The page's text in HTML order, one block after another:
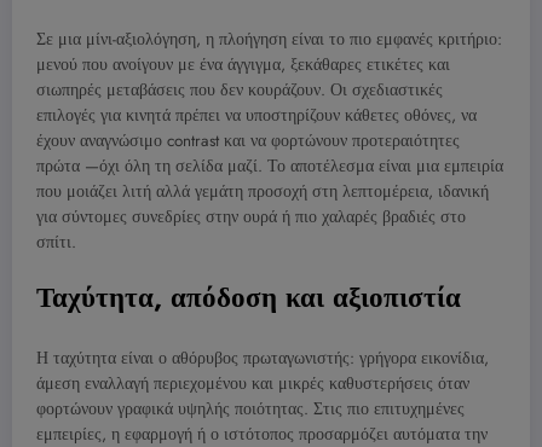
Σε μια μίνι-αξιολόγηση, η πλοήγηση είναι το πιο εμφανές κριτήριο:
μενού που ανοίγουν με ένα άγγιγμα, ξεκάθαρες ετικέτες και
σιωπηρές μεταβάσεις που δεν κουράζουν. Οι σχεδιαστικές
επιλογές για κινητά πρέπει να υποστηρίζουν κάθετες οθόνες, να
έχουν αναγνώσιμο contrast και να φορτώνουν προτεραιότητες
πρώτα —όχι όλη τη σελίδα μαζί. Το αποτέλεσμα είναι μια εμπειρία
που μοιάζει λιτή αλλά γεμάτη προσοχή στη λεπτομέρεια, ιδανική
για σύντομες συνεδρίες στην ουρά ή πιο χαλαρές βραδιές στο
σπίτι.
Ταχύτητα, απόδοση και αξιοπιστία
Η ταχύτητα είναι ο αθόρυβος πρωταγωνιστής: γρήγορα εικονίδια,
άμεση εναλλαγή περιεχομένου και μικρές καθυστερήσεις όταν
φορτώνουν γραφικά υψηλής ποιότητας. Στις πιο επιτυχημένες
εμπειρίες, η εφαρμογή ή ο ιστότοπος προσαρμόζει αυτόματα την